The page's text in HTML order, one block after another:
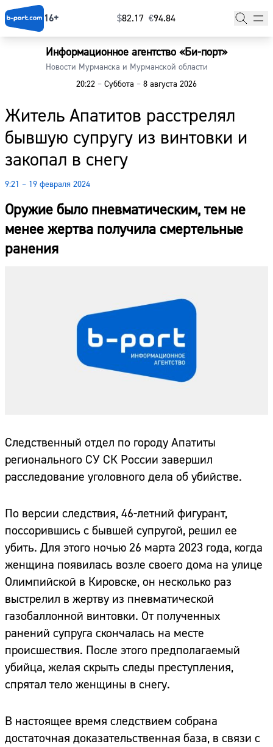
16+ $⁠82.17 €⁠94.84
Информационное агентство «Би-порт»
Новости Мурманска и Мурманской области
20:22 – Суббота – 8 августа 2026
Житель Апатитов расстрелял
бывшую супругу из винтовки и
закопал в снегу
9:21 – 19 февраля 2024
Оружие было пневматическим, тем не
менее жертва получила смертельные
ранения
Следственный отдел по городу Апатиты
регионального СУ СК России завершил
расследование уголовного дела об убийстве.
По версии следствия, 46-летний фигурант,
поссорившись с бывшей супругой, решил ее
убить. Для этого ночью 26 марта 2023 года, когда
женщина появилась возле своего дома на улице
Олимпийской в Кировске, он несколько раз
выстрелил в жертву из пневматической
газобаллонной винтовки. От полученных
ранений супруга скончалась на месте
происшествия. После этого предполагаемый
убийца, желая скрыть следы преступления,
спрятал тело женщины в снегу.
В настоящее время следствием собрана
достаточная доказательственная база, в связи с
Главная
Наши гости
Фоторепортажи
Погода
Курсы валют